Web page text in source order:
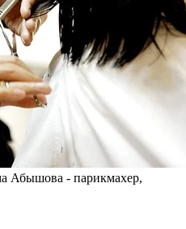
Абышова - парикмахер,